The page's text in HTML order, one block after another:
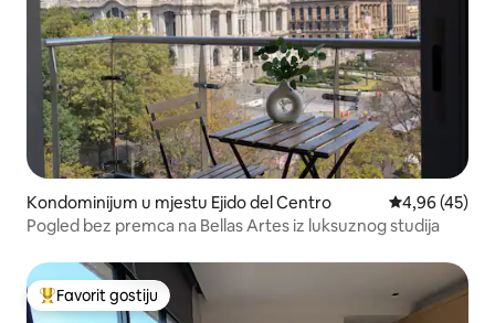
Kondominijum u mjestu Ejido del Centro prosječna
4,96 (45)
Pogled bez premca na Bellas Artes iz luksuznog studija
Glavni favorit gostiju
Favorit gostiju